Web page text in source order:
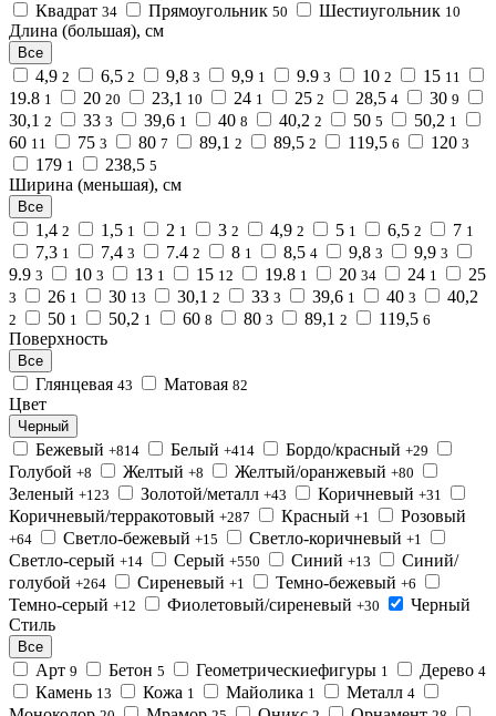
Квадрат 34 Прямоугольник 50 Шестиугольник 10
Длина (большая), см
Все
4,9 2 6,5 2 9,8 3 9,9 1 9.9 3 10 2 15 11
19.8 1 20 20 23,1 10 24 1 25 2 28,5 4 30 9
30,1 2 33 3 39,6 1 40 8 40,2 2 50 5 50,2 1
60 11 75 3 80 7 89,1 2 89,5 2 119,5 6 120 3
179 1 238,5 5
Ширина (меньшая), см
Все
1,4 2 1,5 1 2 1 3 2 4,9 2 5 1 6,5 2 7 1
7,3 1 7,4 3 7.4 2 8 1 8,5 4 9,8 3 9,9 3
9.9 3 10 3 13 1 15 12 19.8 1 20 34 24 1 25
3 26 1 30 13 30,1 2 33 3 39,6 1 40 3 40,2
2 50 1 50,2 1 60 8 80 3 89,1 2 119,5 6
Поверхность
Все
Глянцевая 43 Матовая 82
Цвет
Черный
Бежевый +814 Белый +414 Бордо/красный +29
Голубой +8 Желтый +8 Желтый/оранжевый +80
Зеленый +123 Золотой/металл +43 Коричневый +31
Коричневый/терракотовый +287 Красный +1 Розовый
+64 Светло-бежевый +15 Светло-коричневый +1
Светло-серый +14 Серый +550 Синий +13
Синий/
голубой +264 Сиреневый +1 Темно-бежевый +6
Темно-серый +12 Фиолетовый/сиреневый +30
Черный
Стиль
Все
Арт 9 Бетон 5 Геометрическиефигуры 1 Дерево 4
Камень 13 Кожа 1 Майолика 1 Металл 4